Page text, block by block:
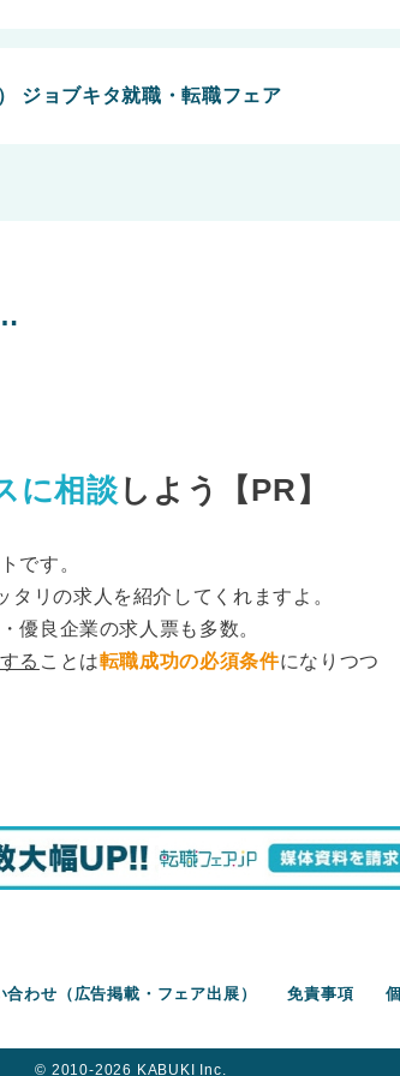
ジョブキタ就職・転職フェア
に相談 しよう【PR】
です。
リの求人を紹介してくれますよ。
優良企業の求人票も多数。
る ことは転職成功の必須条件になりつつ
合わせ（広告掲載・フェア出展） 免責事項
©︎ 2010-2026 KABUKI Inc.